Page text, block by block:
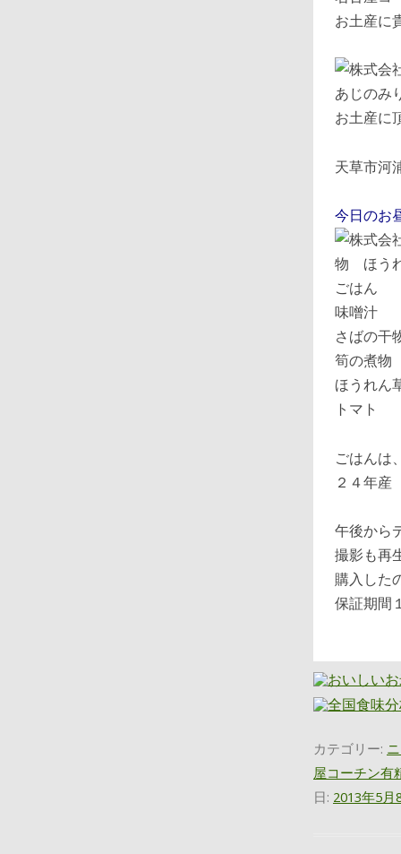
お土産に
お土産に
天草市河
今日のお
ごはん
味噌汁
さばの干
筍の煮物
ほうれん
トマト
ごはんは
２４年
午後から
撮影も再
購入した
保証期間
カテゴリー:
屋コーチン有
日: 2013年5月